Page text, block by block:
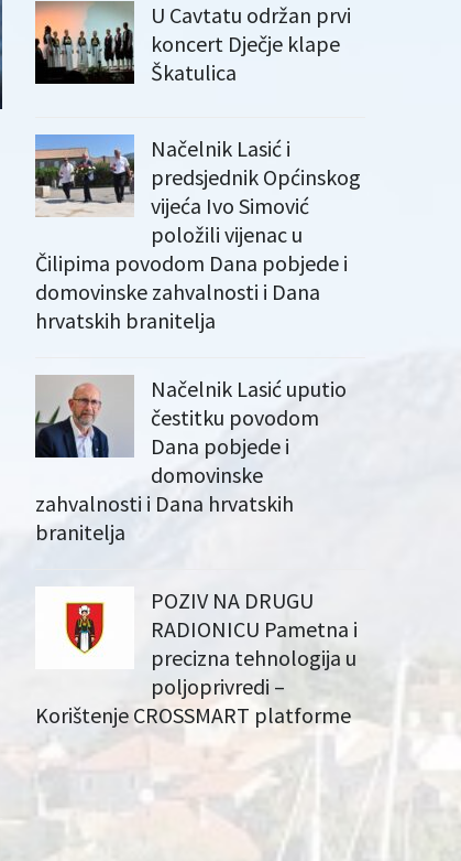
U Cavtatu održan prvi
koncert Dječje klape
Škatulica
Načelnik Lasić i
predsjednik Općinskog
vijeća Ivo Simović
položili vijenac u
Čilipima povodom Dana pobjede i
domovinske zahvalnosti i Dana
hrvatskih branitelja
Načelnik Lasić uputio
čestitku povodom
Dana pobjede i
domovinske
zahvalnosti i Dana hrvatskih
branitelja
POZIV NA DRUGU
RADIONICU Pametna i
precizna tehnologija u
poljoprivredi –
Korištenje CROSSMART platforme